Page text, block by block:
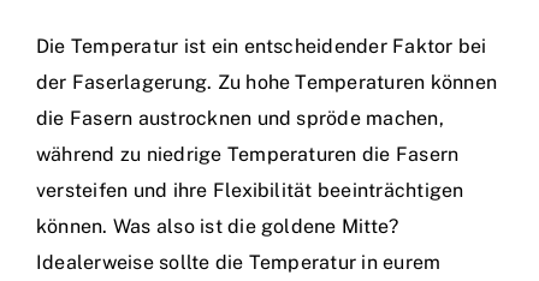
Die Temperatur ist ein entscheidender Faktor bei
der Faserlagerung. Zu hohe Temperaturen können
die Fasern austrocknen und spröde machen,
während zu niedrige Temperaturen die Fasern
versteifen und ihre Flexibilität beeinträchtigen
können. Was also ist die goldene Mitte?
Idealerweise sollte die Temperatur in eurem